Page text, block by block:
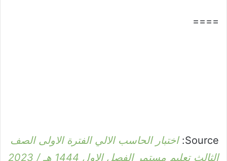
====
Source: اختبار الحاسب الالي الفترة الاولى الصف
الثالث تعليم مستمر الفصل الاول 1444 هـ / 2023